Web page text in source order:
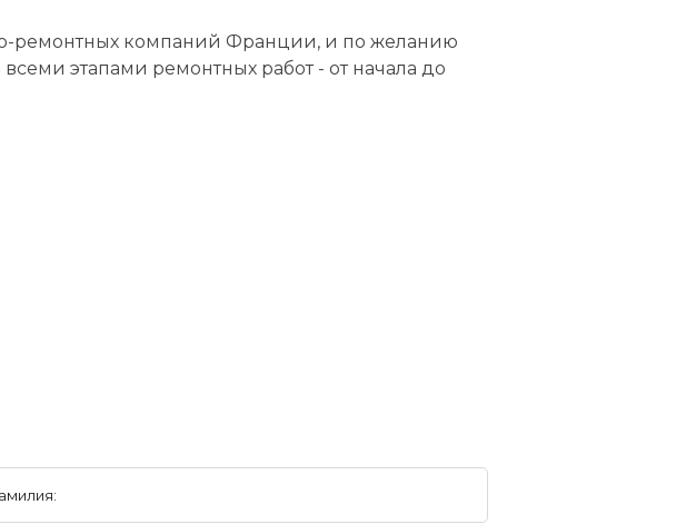
ремонтных компаний Франции, и по желанию
этапами ремонтных работ - от начала до